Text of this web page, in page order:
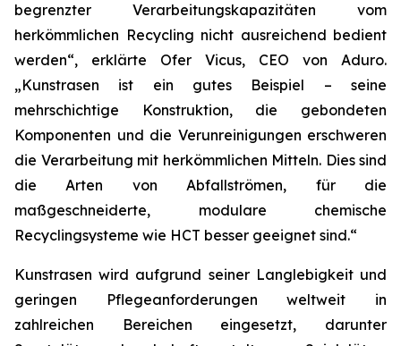
begrenzter Verarbeitungskapazitäten vom
herkömmlichen Recycling nicht ausreichend bedient
werden“, erklärte Ofer Vicus, CEO von Aduro.
„Kunstrasen ist ein gutes Beispiel – seine
mehrschichtige Konstruktion, die gebondeten
Komponenten und die Verunreinigungen erschweren
die Verarbeitung mit herkömmlichen Mitteln. Dies sind
die Arten von Abfallströmen, für die
maßgeschneiderte, modulare chemische
Recyclingsysteme wie HCT besser geeignet sind.“
Kunstrasen wird aufgrund seiner Langlebigkeit und
geringen Pflegeanforderungen weltweit in
zahlreichen Bereichen eingesetzt, darunter